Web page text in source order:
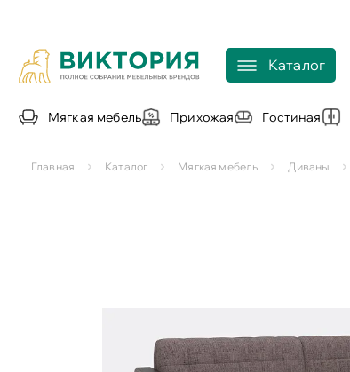
Каталог
Мягкая мебель Прихожая Гостиная
Главная Каталог Мягкая мебель Диваны